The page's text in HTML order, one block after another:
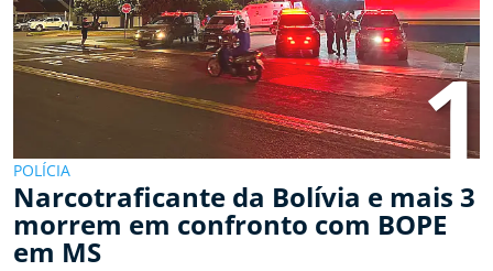
1
POLÍCIA
Narcotraficante da Bolívia e mais 3
morrem em confronto com BOPE
em MS